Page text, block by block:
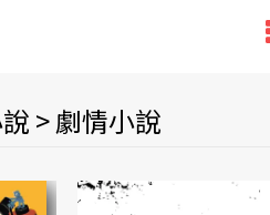
> 劇情小說